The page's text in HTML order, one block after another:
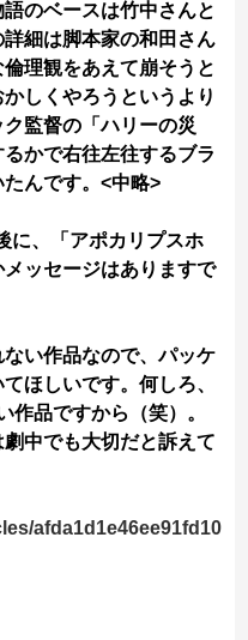
のベースは竹中さんと
細は脚本家の和田さん
理観をあえて崩そうと
しくやろうというより
監督の「ハリーの災
かで右往左往するブラ
んです。<中略>
に、「アポカリプスホ
ッセージはありますで
い作品なので、パッケ
ほしいです。何しろ、
作品ですから（笑）。
中でも大切だと訴えて
afda1d1e46ee91fd10